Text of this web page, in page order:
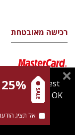
רכישה מאובטחת
you the best
you're OK
policy
25% הנחה ברכישה ראשונה
אל תציג